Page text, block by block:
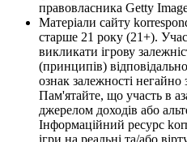
правовласника Getty
Матеріали сайту
старше 21 року (21+).
викликати ігрову
(принципів)
ознак залежності негайно
Пам'ятайте, що участь в
джерелом доходів або
Інформаційний ресурс
ігри на реальні та/або